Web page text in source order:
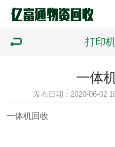
打印
一体
发布日期：2020-06-02
一体机回收